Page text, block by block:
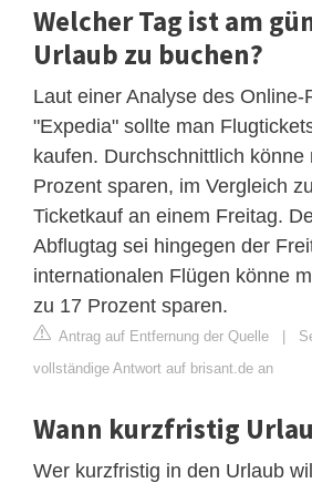
Welcher Tag ist am
Urlaub zu buchen?
Laut einer Analyse des Online-
"Expedia" sollte man
kaufen. Durchschnittlich könne
Prozent sparen, im Vergleich
Ticketkauf an einem Freitag.
Abflugtag sei hingegen der
internationalen Flügen könne
zu 17 Prozent sparen.
Antrag auf Entfernung der Quelle |
vollständige Antwort auf brisant.de an
Wann kurzfristig
Wer kurzfristig in den Urlaub